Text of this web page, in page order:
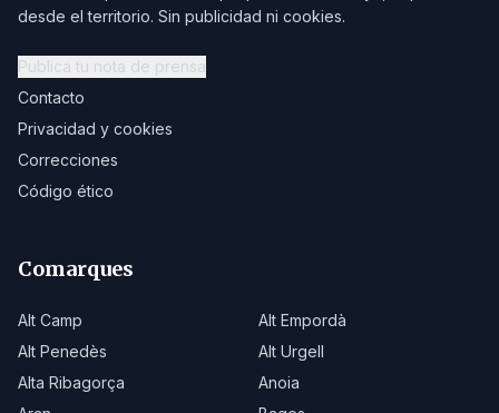
desde el territorio. Sin publicidad ni cookies.
Publica tu nota de prensa
Contacto
Privacidad y cookies
Correcciones
Código ético
Comarques
Alt Camp
Alt Empordà
Alt Penedès
Alt Urgell
Alta Ribagorça
Anoia